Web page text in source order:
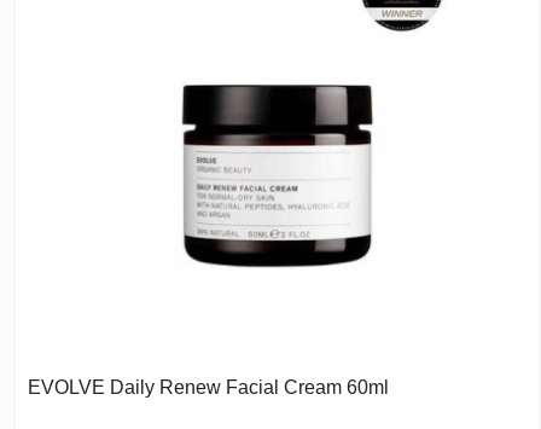
EVOLVE Daily Renew Facial Cream 60ml